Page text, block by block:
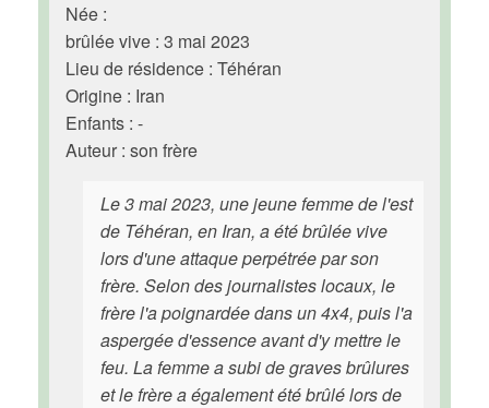
Née :
brûlée vive : 3 mai 2023
Lieu de résidence : Téhéran
Origine : Iran
Enfants : -
Auteur : son frère
Le 3 mai 2023, une jeune femme de l'est
de Téhéran, en Iran, a été brûlée vive
lors d'une attaque perpétrée par son
frère. Selon des journalistes locaux, le
frère l'a poignardée dans un 4x4, puis l'a
aspergée d'essence avant d'y mettre le
feu. La femme a subi de graves brûlures
et le frère a également été brûlé lors de